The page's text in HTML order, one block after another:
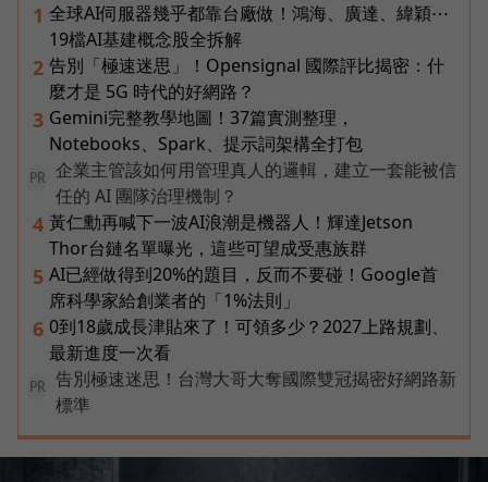
1 全球AI伺服器幾乎都靠台廠做！鴻海、廣達、緯穎⋯
19檔AI基建概念股全拆解
2 告別「極速迷思」！Opensignal 國際評比揭密：什
麼才是 5G 時代的好網路？
3 Gemini完整教學地圖！37篇實測整理，
Notebooks、Spark、提示詞架構全打包
PR
企業主管該如何用管理真人的邏輯，建立一套能被信
任的 AI 團隊治理機制？
4 黃仁勳再喊下一波AI浪潮是機器人！輝達Jetson
Thor台鏈名單曝光，這些可望成受惠族群
5 AI已經做得到20%的題目，反而不要碰！Google首
席科學家給創業者的「1%法則」
6 0到18歲成長津貼來了！可領多少？2027上路規劃、
最新進度一次看
PR
告別極速迷思！台灣大哥大奪國際雙冠揭密好網路新
標準